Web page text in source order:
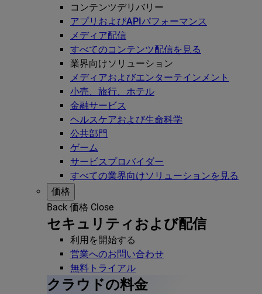
コンテンツデリバリー
アプリおよびAPIパフォーマンス
メディア配信
すべてのコンテンツ配信を見る
業界向けソリューション
メディアおよびエンターテインメント
小売、旅行、ホテル
金融サービス
ヘルスケアおよび生命科学
公共部門
ゲーム
サービスプロバイダー
すべての業界向けソリューションを見る
価格
Back 価格 Close
セキュリティおよび配信
利用を開始する
営業へのお問い合わせ
無料トライアル
クラウドの料金